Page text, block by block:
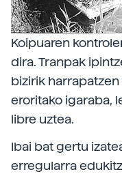
Koipuaren
dira. Tranpak
bizirik
eroritako igaraba,
libre uztea.
Ibai bat gertu
erregularra